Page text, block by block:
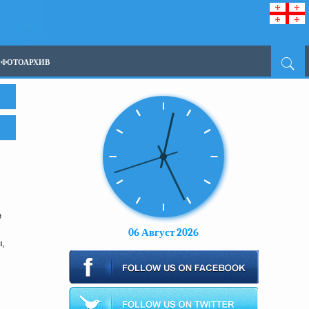
ФОТОАРХИВ
06 Август 2026